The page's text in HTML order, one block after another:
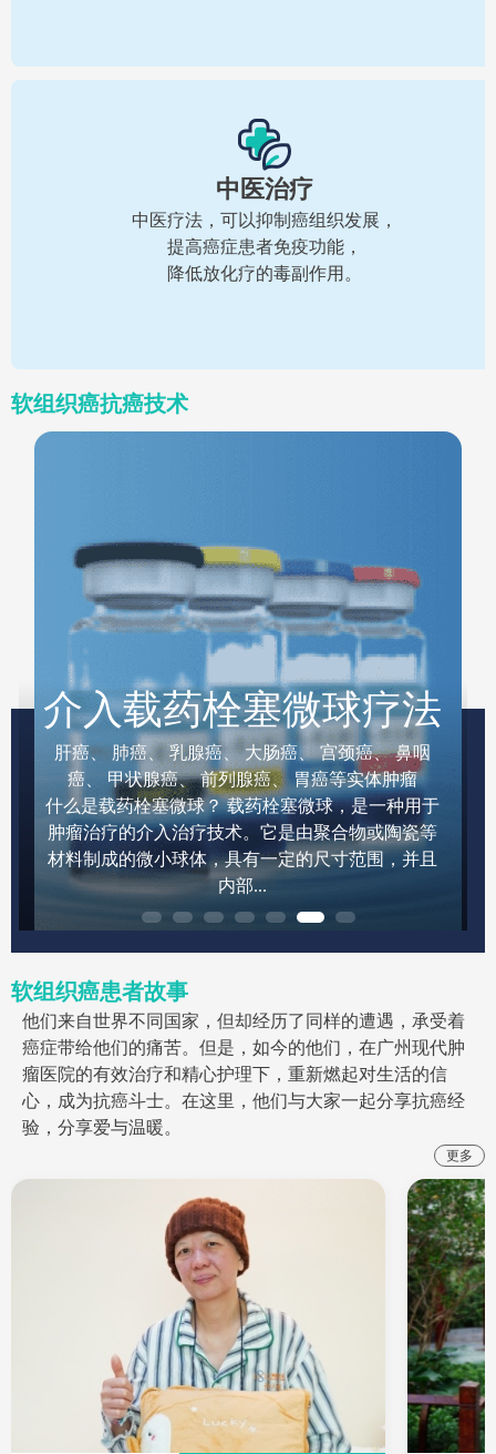
中医治疗
中医疗法，可以抑制癌组织发展，
提高癌症患者免疫功能，
降低放化疗的毒副作用。
软组织癌抗癌技术
介入载药栓塞微球疗法
肝癌、 肺癌、 乳腺癌、 大肠癌、 宫颈癌、 鼻咽
癌、 甲状腺癌、 前列腺癌、 胃癌等实体肿瘤
什么是载药栓塞微球？ 载药栓塞微球，是一种用于
肿瘤治疗的介入治疗技术。它是由聚合物或陶瓷等
材料制成的微小球体，具有一定的尺寸范围，并且
内部...
软组织癌患者故事
他们来自世界不同国家，但却经历了同样的遭遇，承受着
癌症带给他们的痛苦。但是，如今的他们，在广州现代肿
瘤医院的有效治疗和精心护理下，重新燃起对生活的信
心，成为抗癌斗士。在这里，他们与大家一起分享抗癌经
验，分享爱与温暖。
更多